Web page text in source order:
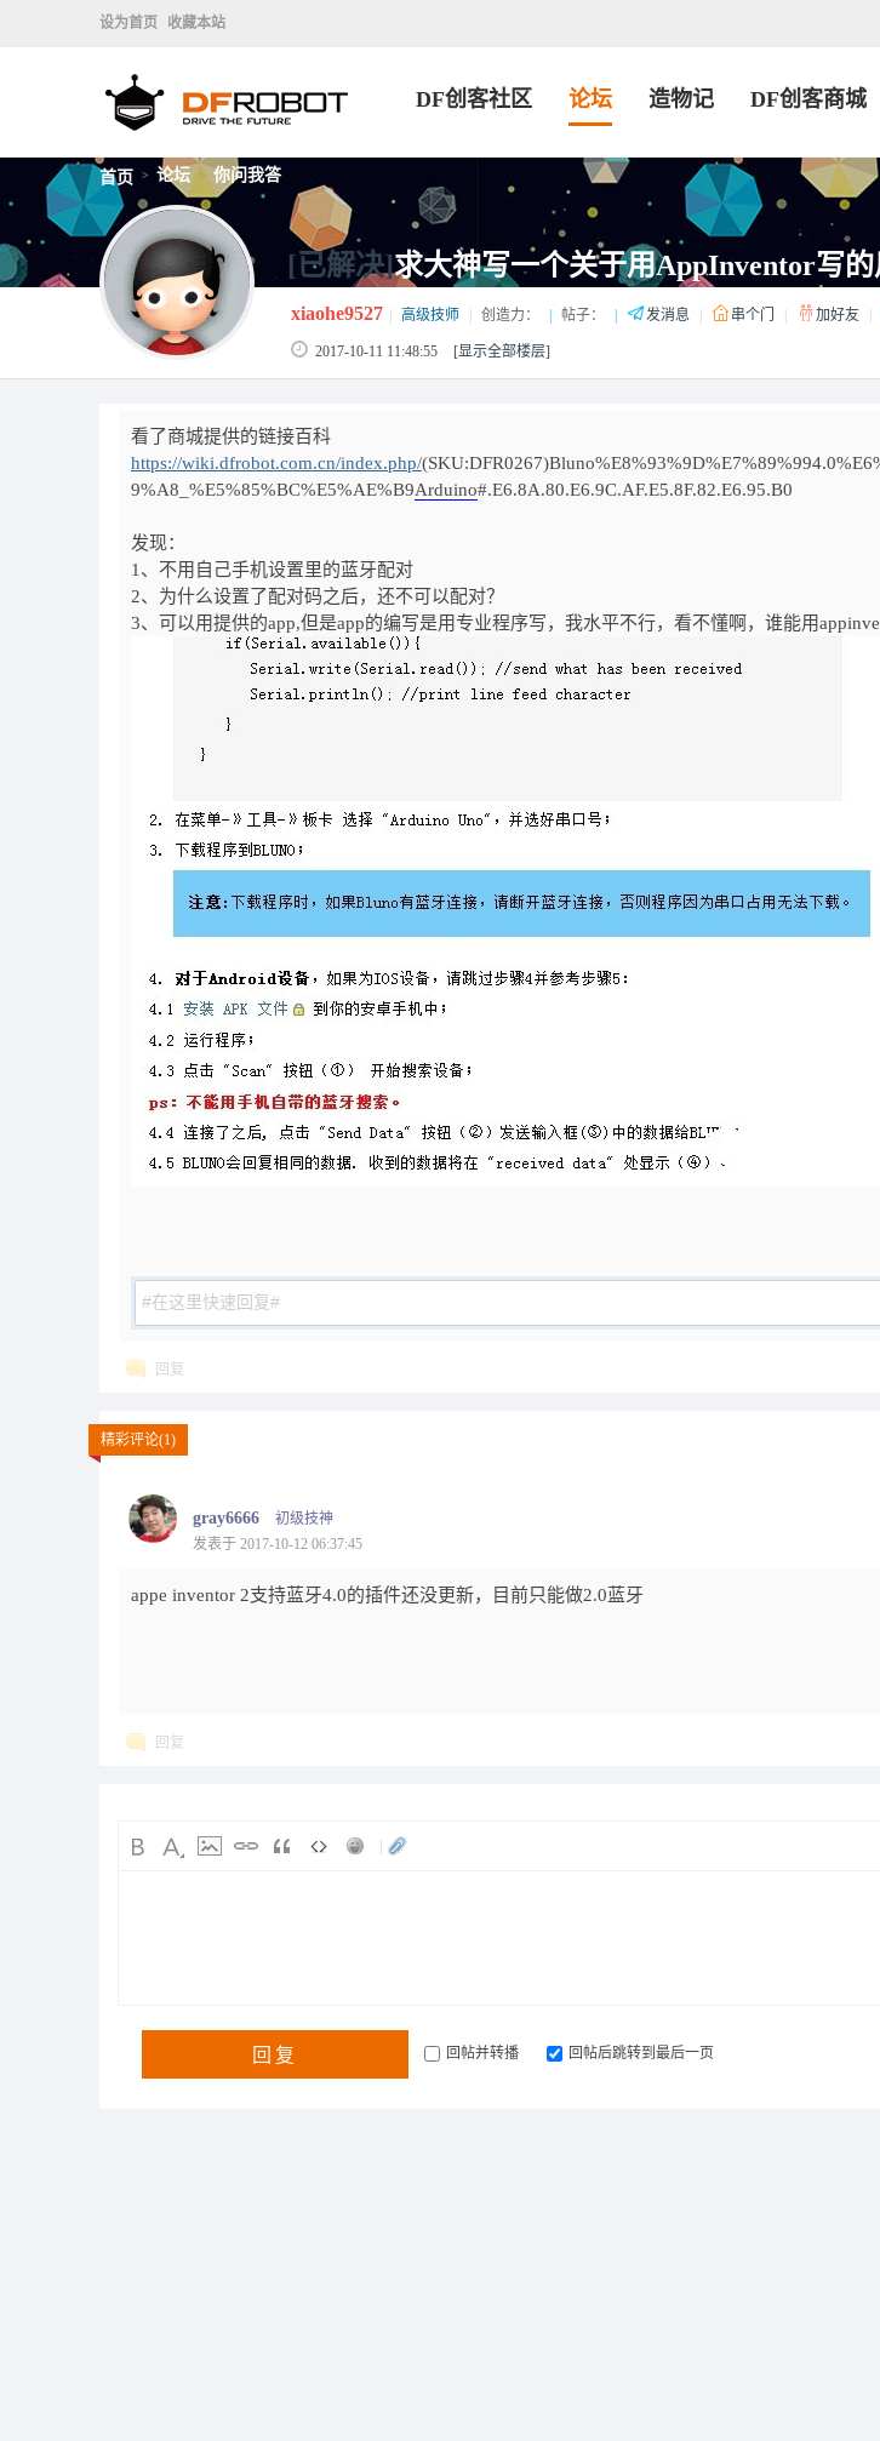
设为首页 收藏本站
DF创客社区 论坛 造物记 DF创客商城
首页 > 论坛 > 你问我答
[已解决]求大神写一个关于用AppInventor写
xiaohe9527 高级技师 创造力： 帖子： 发消息 串个门 加好友
2017-10-11 11:48:55 [显示全部楼层]
看了商城提供的链接百科
https://wiki.dfrobot.com.cn/index.php/
9%A8_%E5%85%BC%E5%AE%B9Arduino#.E6.8A.80.E6.9C.AF.E5.8F.82.E6.95.B0
发现：
1、不用自己手机设置里的蓝牙配对
2、为什么设置了配对码之后，还不可以配对？
3、可以用提供的app,但是app的编写是用专业程序写，我水平不行，看不懂啊，谁能用
回复
精彩评论(1)
gray6666
初级技神
发表于 2017-10-12 06:37:45
appe inventor 2支持蓝牙4.0的插件还没更新，目前只能做2.0蓝牙
回复
回复 回帖并转播 回帖后跳转到最后一页